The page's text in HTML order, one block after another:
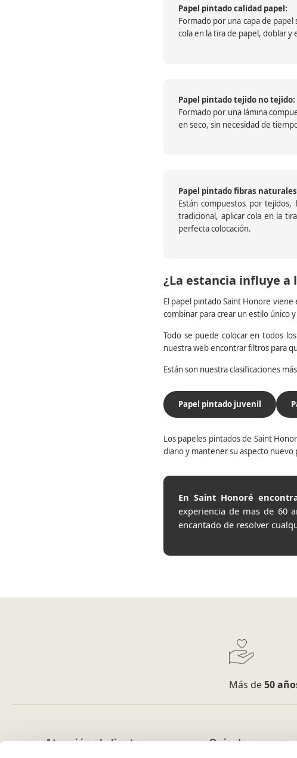
Papel pintado calidad papel:
Formado por una capa de
cola en la tira de papel, doblar
Papel pintado tejido no tejido:
Formado por una lámina
en seco, sin necesidad de
Papel pintado fibras
Están compuestos por
tradicional, aplicar cola en la
perfecta colocación.
¿La estancia influye a
El papel pintado Saint Honore
combinar para crear un estilo único
Todo se puede colocar en todos
nuestra web encontrar filtros para
Están son nuestra clasificaciones
Papel pintado juvenil
Los papeles pintados de Saint
diario y mantener su aspecto
En Saint Honoré
experiencia de mas de 60
encantado de resolver
Más de50
Atención al cliente Guía de compra